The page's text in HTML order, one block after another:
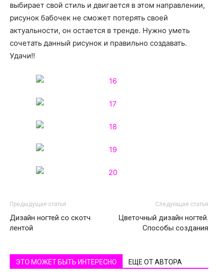
выбирает свой стиль и двигается в этом направлении,
рисунок бабочек не сможет потерять своей
актуальности, он остается в тренде. Нужно уметь
сочетать данный рисунок и правильно создавать.
Удачи!!
Предыдущая статья
Дизайн ногтей со скотч
лентой
Следующая статья
Цветочный дизайн ногтей.
Способы создания
ЭТО МОЖЕТ БЫТЬ ИНТЕРЕСНО ЕЩЕ ОТ АВТОРА